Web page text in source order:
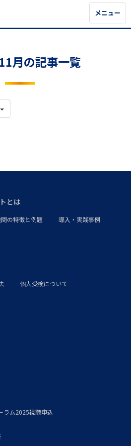
メニュー
メニュー
月の記事一覧
とは
の特徴と例題 導入・実践事例
個人受検について
ラム2025視聴申込